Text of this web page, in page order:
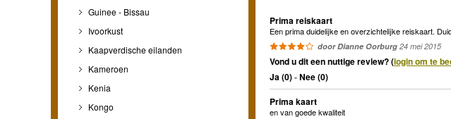
Guinee - Bissau
Ivoorkust
Kaapverdische eilanden
Kameroen
Kenia
Kongo
Prima reiskaart
Een prima duidelijke en overzichtelijke reiskaart.
door Dianne Oorburg 24 mei 2015
Vond u dit een nuttige review? (login om te
Ja (0)-Nee (0)
Prima kaart
en van goede kwaliteit